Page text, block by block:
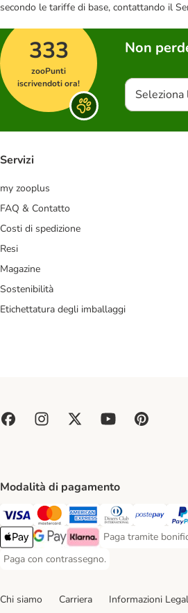
secondo le tariffe di base, contattando il
333
zooPunti
iscrivendoti ora!
Non
Servizi
my zooplus
FAQ & Contatto
Costi di spedizione
Resi
Magazine
Sostenibilità
Etichettatura degli imballaggi
Modalità di pagamento
Paga con Visa. Payment Method
Paga con Mastercard. Payment
Paga con American
Paga con Diners
Paga con
Apple Pay Payment Method
Google Pay Payment Method
Klarna Payment Method
Paga tramite
Paga tramite
Paga con contrassegno.
Paga con contrassegno. Payment Method
Chi siamo Carriera Informazioni